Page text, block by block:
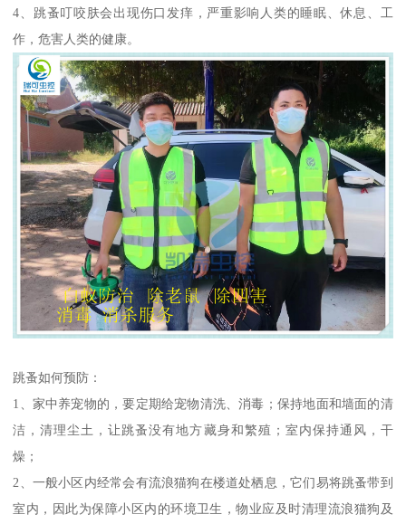
4、跳蚤叮咬肤会出现伤口发痒，严重影响人类的睡眠、休息、工
作，危害人类的健康。
跳蚤如何预防：
1、家中养宠物的，要定期给宠物清洗、消毒；保持地面和墙面的清
洁，清理尘土，让跳蚤没有地方藏身和繁殖；室内保持通风，干
燥；
2、一般小区内经常会有流浪猫狗在楼道处栖息，它们易将跳蚤带到
室内，因此为保障小区内的环境卫生，物业应及时清理流浪猫狗及